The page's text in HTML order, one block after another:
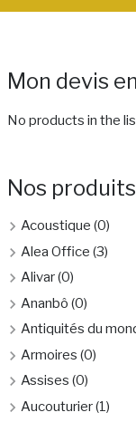
Mon devis
No products in the
Nos produits
Acoustique (0)
Alea Office (3)
Alivar(0)
Ananbô (0)
Antiquités du
Armoires (0)
Assises (0)
Aucouturier(1)